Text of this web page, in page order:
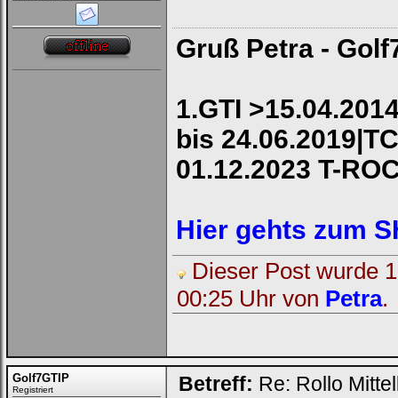
Gruß Petra -
1.GTI
bis
01.12.2023 T-
Hier gehts zum
Dieser Post wurde
00:25 Uhr von Petra.
Golf7GTIP
Registriert Betreff: Re: Rollo